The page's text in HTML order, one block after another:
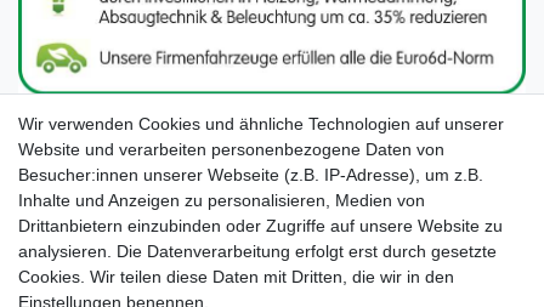
Unsere Seiten im Social Media:
Wir verwenden Cookies und ähnliche Technologien auf unserer
Website und verarbeiten personenbezogene Daten von
Besucher:innen unserer Webseite (z.B. IP-Adresse), um z.B.
Inhalte und Anzeigen zu personalisieren, Medien von
Drittanbietern einzubinden oder Zugriffe auf unsere Website zu
analysieren. Die Datenverarbeitung erfolgt erst durch gesetzte
Cookies. Wir teilen diese Daten mit Dritten, die wir in den
Einstellungen benennen.